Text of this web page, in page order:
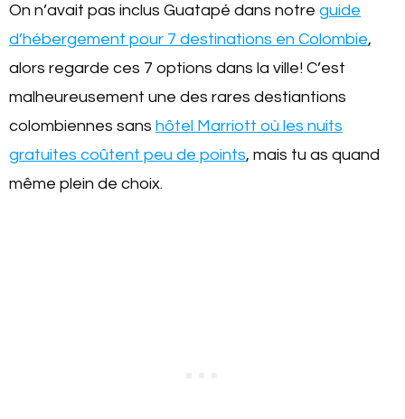
On n’avait pas inclus Guatapé dans notre guide
d’hébergement pour 7 destinations en Colombie,
alors regarde ces 7 options dans la ville! C’est
malheureusement une des rares destiantions
colombiennes sans hôtel Marriott où les nuits
gratuites coûtent peu de points, mais tu as quand
même plein de choix.